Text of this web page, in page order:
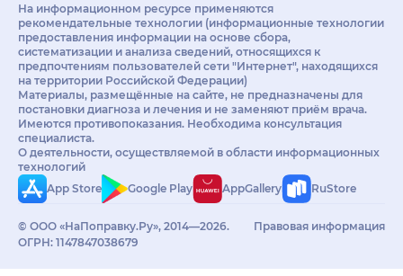
На информационном ресурсе применяются
рекомендательные технологии (информационные технологии
предоставления информации на основе сбора,
систематизации и анализа сведений, относящихся к
предпочтениям пользователей сети "Интернет", находящихся
на территории Российской Федерации)
Материалы, размещённые на сайте, не предназначены для
постановки диагноза и лечения и не заменяют приём врача.
Имеются противопоказания. Необходима консультация
специалиста.
О деятельности, осуществляемой в области информационных
технологий
App Store
Google Play AppGallery RuStore
© ООО «НаПоправку.Ру», 2014—2026.
ОГРН: 1147847038679
Правовая информация